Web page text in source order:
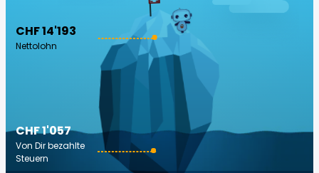
CHF 14'193
Nettolohn
CHF 1'057
Von Dir bezahlte
Steuern